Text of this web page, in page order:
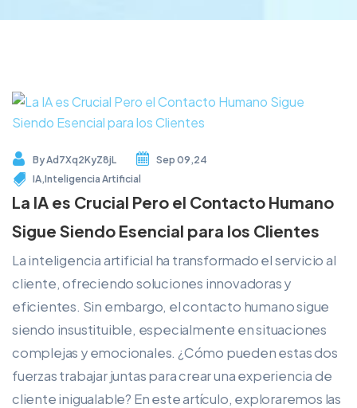
ByAd7Xq2KyZ8jL
Sep 09,24
IA,Inteligencia Artificial
La IA es Crucial Pero el Contacto Humano
Sigue Siendo Esencial para los Clientes
La inteligencia artificial ha transformado el servicio al
cliente, ofreciendo soluciones innovadoras y
eficientes. Sin embargo, el contacto humano sigue
siendo insustituible, especialmente en situaciones
complejas y emocionales. ¿Cómo pueden estas dos
fuerzas trabajar juntas para crear una experiencia de
cliente inigualable? En este artículo, exploraremos las